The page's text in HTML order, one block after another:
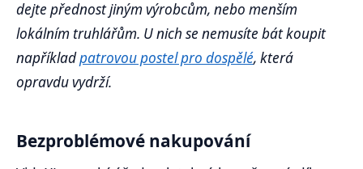
dejte přednost jiným výrobcům, nebo menším
lokálním truhlářům. U nich se nemusíte bát koupit
napříkladpatrovou postel pro dospělé, která
opravdu vydrží.
Bezproblémové nakupování